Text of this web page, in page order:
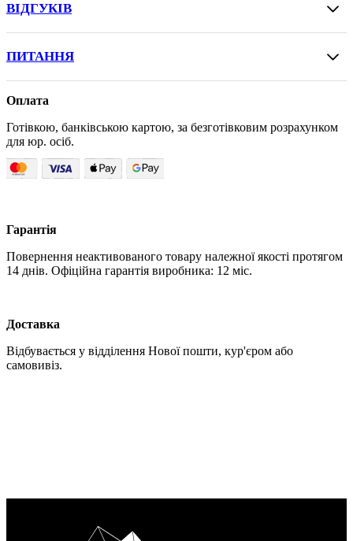
ВІДГУКІВ
ПИТАННЯ
Оплата
Готівкою, банківською картою, за безготівковим розрахунком
для юр. осіб.
Гарантія
Повернення неактивованого товару належної якості протягом
14 днів. Офіційна гарантія виробника: 12 міс.
Доставка
Відбувається у відділення Нової пошти, кур'єром або
самовивіз.